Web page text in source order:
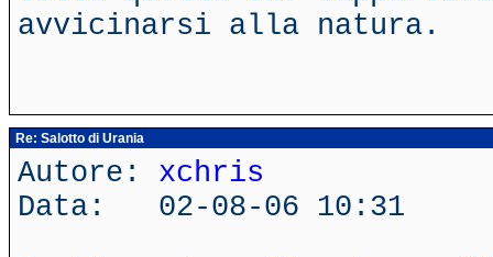
avvicinarsi alla natura.
Re: Salotto di Urania
Autore: xchris
Data: 02-08-06 10:31